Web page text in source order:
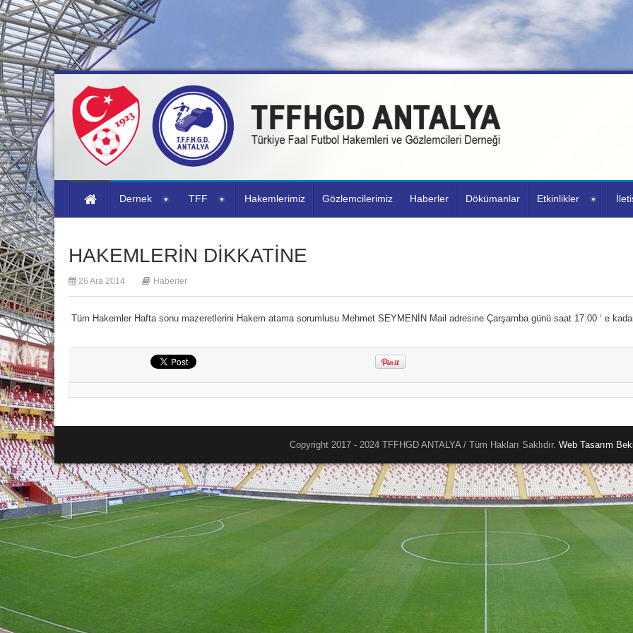
Dernek TFF Hakemlerimiz Gözlemcilerimiz Haberler Dökümanlar Etkinlikler
HAKEMLERİN DİKKATİNE
26 Ara 2014 Haberler
Tüm Hakemler Hafta sonu mazeretlerini Hakem atama sorumlusu Mehmet SEYMENİN Mail adresine Çarşamba günü saat 17:00 ‘ e
Copyright 2017 - 2024 TFFHGD ANTALYA / Tüm Hakları Saklıdır. Web Tasarım